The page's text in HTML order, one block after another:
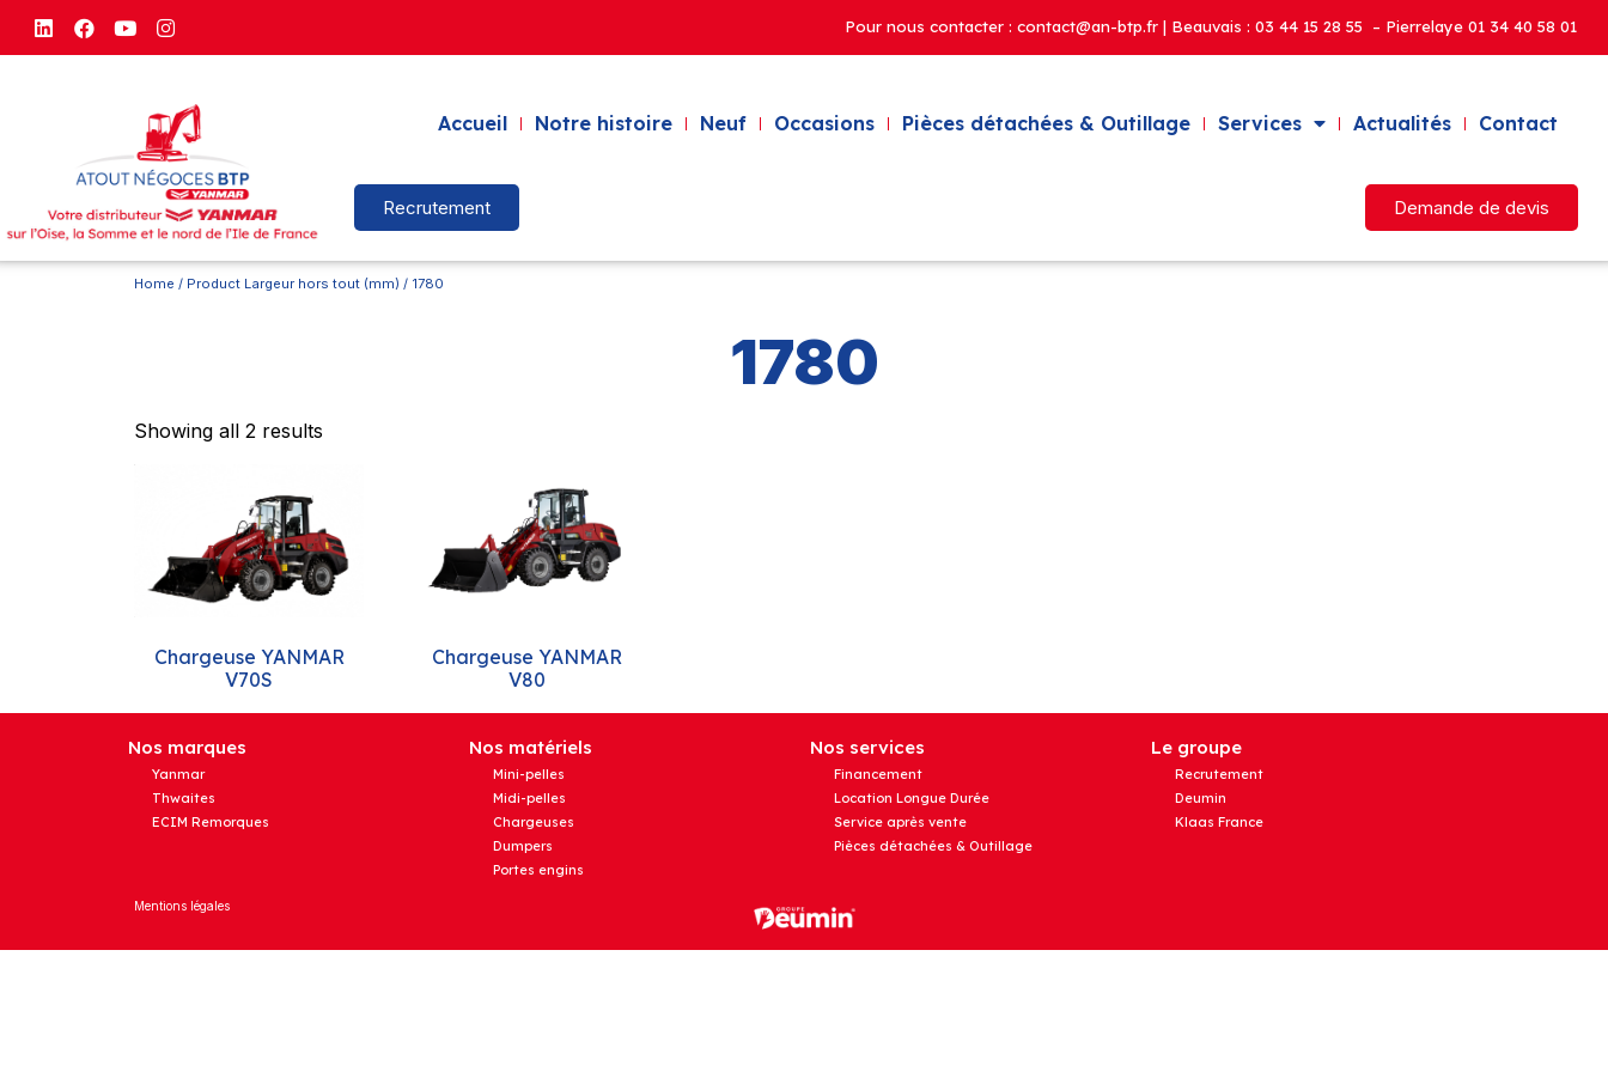
Pour nous contacter : contact@an-btp.fr | Beauvais : 03 44 15 28 55 – Pierrelaye 01 34 40 58 01
Accueil Notre histoire Neuf Occasions Pièces détachées & Outillage Services Actualités Contact
Recrutement Demande de devis
Home / Product Largeur hors tout (mm) / 1780
1780
Showing all 2 results
Chargeuse YANMAR
V70S
Chargeuse YANMAR
V80
Nos marques
Yanmar
Thwaites
ECIM Remorques
Nos matériels
Mini-pelles
Midi-pelles
Chargeuses
Dumpers
Portes engins
Nos services
Financement
Location Longue Durée
Service après vente
Pièces détachées & Outillage
Le groupe
Recrutement
Deumin
Klaas France
Mentions légales